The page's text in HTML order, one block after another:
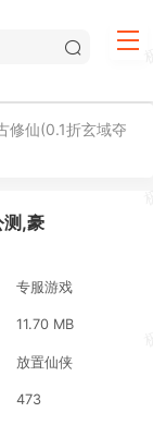
修仙(0.1折玄域夺
测,豪
专服游戏
11.70 MB
放置仙侠
473